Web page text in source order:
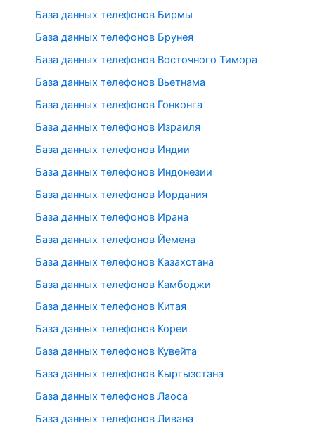
База данных телефонов Бирмы
База данных телефонов Брунея
База данных телефонов Восточного Тимора
База данных телефонов Вьетнама
База данных телефонов Гонконга
База данных телефонов Израиля
База данных телефонов Индии
База данных телефонов Индонезии
База данных телефонов Иордания
База данных телефонов Ирана
База данных телефонов Йемена
База данных телефонов Казахстана
База данных телефонов Камбоджи
База данных телефонов Китая
База данных телефонов Кореи
База данных телефонов Кувейта
База данных телефонов Кыргызстана
База данных телефонов Лаоса
База данных телефонов Ливана